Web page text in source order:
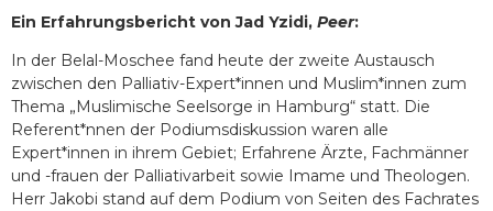
Ein Erfahrungsbericht von Jad Yzidi, Peer:
In der Belal-Moschee fand heute der zweite Austausch
zwischen den Palliativ-Expert*innen und Muslim*innen zum
Thema „Muslimische Seelsorge in Hamburg“ statt. Die
Referent*nnen der Podiumsdiskussion waren alle
Expert*innen in ihrem Gebiet; Erfahrene Ärzte, Fachmänner
und -frauen der Palliativarbeit sowie Imame und Theologen.
Herr Jakobi stand auf dem Podium von Seiten des Fachrates